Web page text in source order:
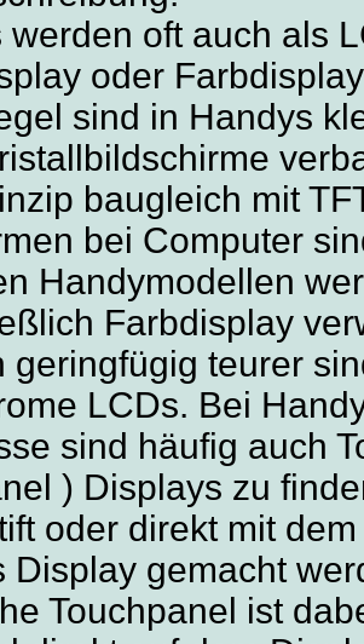
werden oft auch als
oder
sind in Handys
baugleich mit
bei Computer
Handymodellen
Farbdisplay
geringfügig teurer
LCDs. Bei
sind häufig auch
) Displays zu
oder direkt mit
Display gemacht
Touchpanel ist